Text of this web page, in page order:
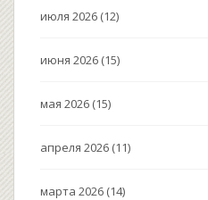
июля 2026 (12)
июня 2026 (15)
мая 2026 (15)
апреля 2026 (11)
марта 2026 (14)